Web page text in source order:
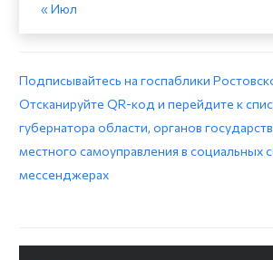
« Июл
Подписывайтесь на госпаблики
Отсканируйте QR-код и перейдите к
губернатора области, органов
местного самоуправления в социальных
мессенджерах